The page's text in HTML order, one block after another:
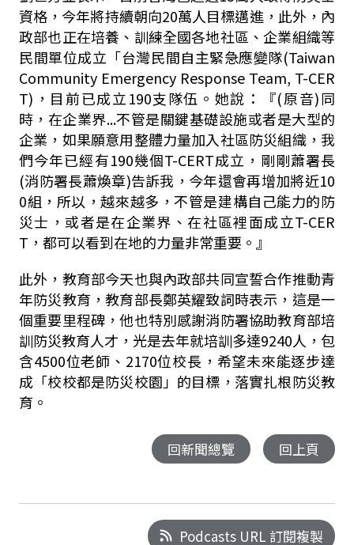
資格，今年將持續朝向20萬人目標邁進，此外，內
政部也正在培養、訓練全國各地社區、企業組織等
民間單位成立「台灣民間自主緊急應變隊(Taiwan
Community Emergency Response Team, T-CER
T)，目前已成立190支隊伍。她說：『(原音)同
時，在企業界...不管是關鍵基礎設施或者是大型的
企業，如果願意用整體力量加入社區防災組織，我
們今年已經有190幾個T-CERT成立，剛剛蕭署長
(消防署長蕭煥章)告訴我，今年還會再增加將近10
0組，所以，越來越多，不管是建構自己能力的防
災士，或者是在企業界、在社區裡面成立T-CER
T，都可以看到在地的力量非常重要。』
此外，教育部今天也與內政部共同宣誓合作推動青
年防災教育，教育部長鄭英耀致詞時表示，這是一
個重要里程碑，他也特別感謝消防署協助教育部培
訓防災教育人才，光是去年就培訓多達9240人，包
含4500位老師、2170位校長，希望未來能逐步達
成「校校都是防災校園」的目標，落實扎根防災教
育。
回新聞總覽 回上頁
Podcasts URL 訂閱複製